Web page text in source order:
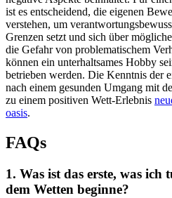
ist es entscheidend, die eigenen
verstehen, um
Grenzen setzt und sich über
die Gefahr von problematischem
können ein unterhaltsames Hobby
betrieben werden. Die Kenntnis der
nach einem gesunden Umgang mit
zu einem positiven Wett-Erlebnis
oasis.
FAQs
1. Was ist das erste, was
dem Wetten beginne?